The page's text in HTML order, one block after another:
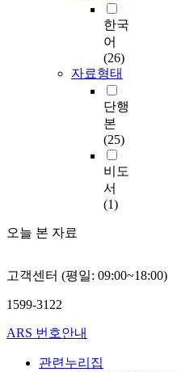
한국
어
(26)
자료형태
단행
본
(25)
비도
서
(1)
오늘 본 자료
고객센터 (평일: 09:00~18:00)
1599-3122
ARS 번호안내
관련누리집